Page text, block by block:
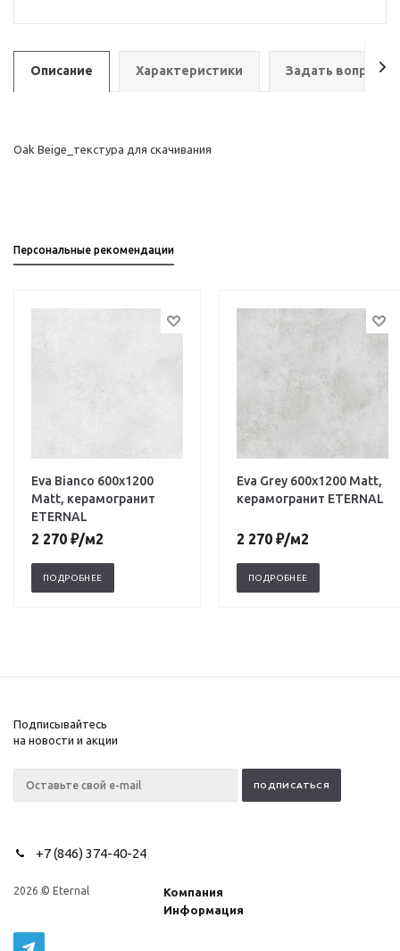
Описание Характеристики Задать вопрос
Oak Beige_текстура для скачивания
Персональные рекомендации
Eva Bianco 600х1200
Matt, керамогранит
ETERNAL
2 270 ₽/м2
ПОДРОБНЕЕ
Eva Grey 600х1200 Matt,
керамогранит ETERNAL
2 270 ₽/м2
ПОДРОБНЕЕ
Подписывайтесь
на новости и акции
+7 (846) 374-40-24
2026 © Eternal
Компания
Информация